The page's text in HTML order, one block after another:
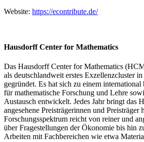
Website: https://econtribute.de/
Hausdorff Center for Mathematics
Das Hausdorff Center for Mathematics
als deutschlandweit erstes Exzellenzcluster
gegründet. Es hat sich zu einem international
für mathematische Forschung und Lehre
Austausch entwickelt. Jedes Jahr bringt das
angesehene Preisträgerinnen und Preisträger
Forschungsspektrum reicht von reiner und
über Fragestellungen der Ökonomie bis hin
Arbeiten mit Fachbereichen wie etwa